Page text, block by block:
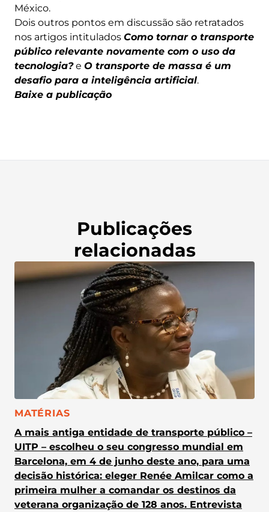
México.
Dois outros pontos em discussão são retratados
nos artigos intitulados Como tornar o transporte
público relevante novamente com o uso da
tecnologia?e O transporte de massa é um
desafio para a inteligência artificial.
Baixe a publicação
Publicações
relacionadas
CATEGORIA:
MATÉRIAS
A mais antiga entidade de transporte público –
UITP – escolheu o seu congresso mundial em
Barcelona, em 4 de junho deste ano, para uma
decisão histórica: eleger Renée Amilcar como a
primeira mulher a comandar os destinos da
veterana organização de 128 anos. Entrevista